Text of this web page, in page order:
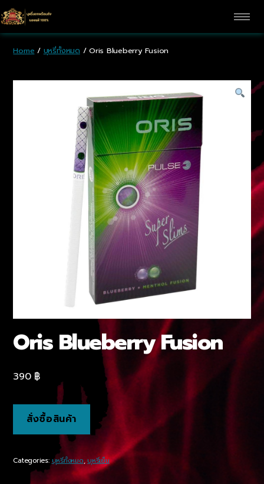
Home / บุหรี่ทั้งหมด / Oris Blueberry Fusion
Oris Blueberry Fusion
390 ฿
สั่งซื้อสินค้า
Categories:บุหรี่ทั้งหมด,บุหรี่เย็น